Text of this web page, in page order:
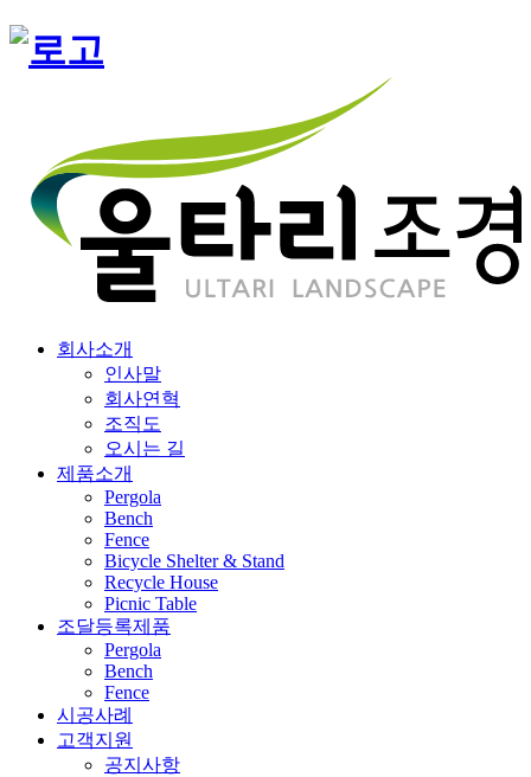
회사소개
인사말
회사연혁
조직도
오시는 길
제품소개
Pergola
Bench
Fence
Bicycle Shelter & Stand
Recycle House
Picnic Table
조달등록제품
Pergola
Bench
Fence
시공사례
고객지원
공지사항